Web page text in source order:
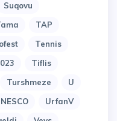
Suqovu
TAP
Tennis
Tiflis
Turshmeze
U
UrfanV